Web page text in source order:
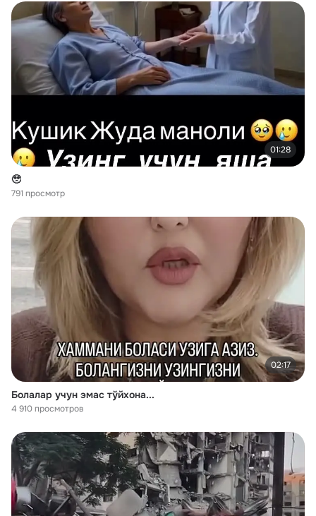
01:28
🥹
791 просмотр
02:17
Болалар учун эмас тўйхона...
4 910 просмотров